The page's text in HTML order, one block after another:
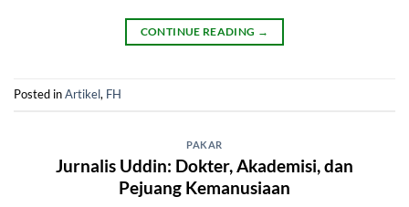
CONTINUE READING →
Posted inArtikel, FH
PAKAR
Jurnalis Uddin: Dokter, Akademisi, dan
Pejuang Kemanusiaan